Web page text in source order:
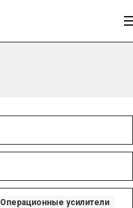
Операционные усилители